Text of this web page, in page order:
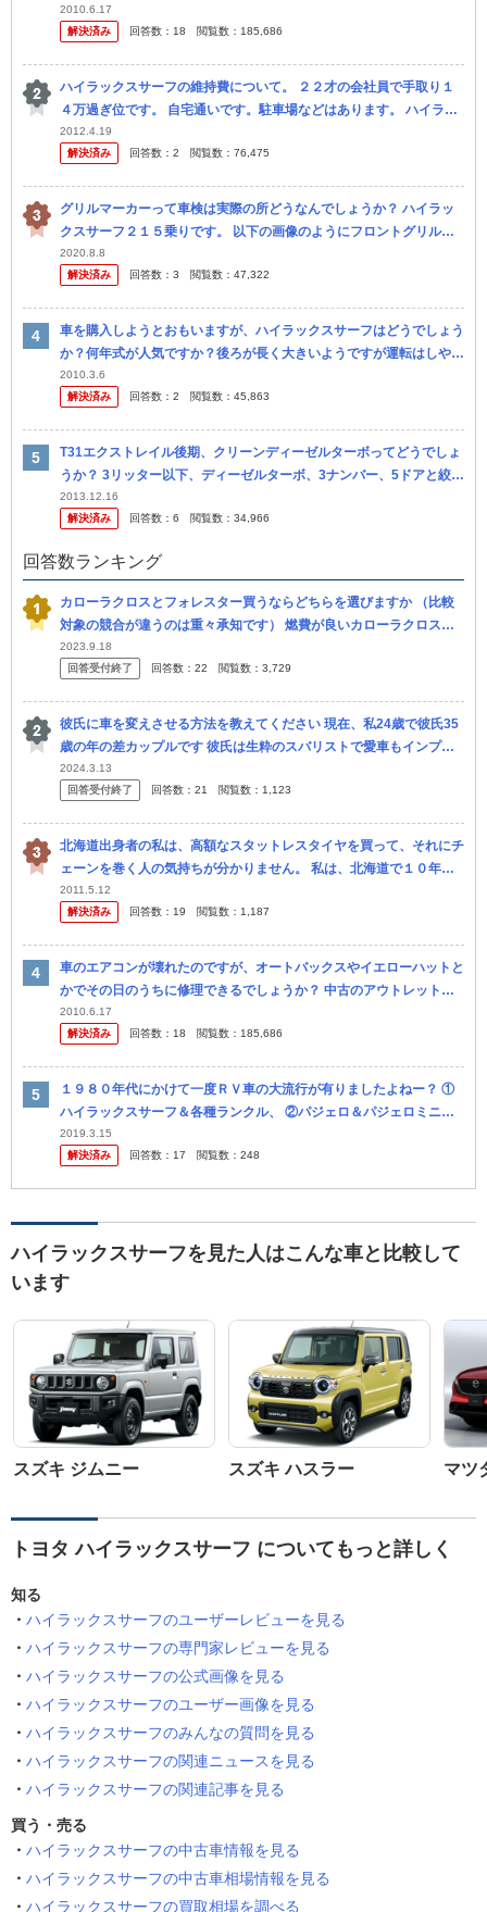
コーナーで購入したので購入店での修理保障が効きません。試乗して
何も問題...
2010.6.17
解決済み
回答数： 18 閲覧数： 185,686
ハイラックスサーフの維持費について。 ２２才の会社員で手取り１
４万過ぎ位です。 自宅通いです。駐車場などはあります。 ハイラッ
クスサーフ１６年式以降。２７００ccガソリンに乗りたいです。 維
持...
2012.4.19
解決済み
回答数： 2 閲覧数： 76,475
グリルマーカーって車検は実際の所どうなんでしょうか？ ハイラッ
クスサーフ２１５乗りです。 以下の画像のようにフロントグリルに
グリルマーカーを取り付けたいと思うのですが ネットで調べても車
検NGと...
2020.8.8
解決済み
回答数： 3 閲覧数： 47,322
車を購入しようとおもいますが、ハイラックスサーフはどうでしょう
か？何年式が人気ですか？後ろが長く大きいようですが運転はしやす
いでしょうか？
2010.3.6
解決済み
回答数： 2 閲覧数： 45,863
T31エクストレイル後期、クリーンディーゼルターボってどうでしょ
うか？ 3リッター以下、ディーゼルターボ、3ナンバー、5ドアと絞っ
たらエクストレイルでした。 210？215？ハイラックスサ ...
2013.12.16
解決済み
回答数： 6 閲覧数： 34,966
回答数ランキング
カローラクロスとフォレスター買うならどちらを選びますか （比較
対象の競合が違うのは重々承知です） 燃費が良いカローラクロスハ
イブリッドにするか、地上高が高くて空間があるフォレスターにする
か悩んで...
2023.9.18
回答受付終了
回答数： 22 閲覧数： 3,729
彼氏に車を変えさせる方法を教えてください 現在、私24歳で彼氏35
歳の年の差カップルです 彼氏は生粋のスバリストで愛車もインプで
す でも私はスバルが好きではなく… 特にインプの様な車の形も好
み...
2024.3.13
回答受付終了
回答数： 21 閲覧数： 1,123
北海道出身者の私は、高額なスタットレスタイヤを買って、それにチ
ェーンを巻く人の気持ちが分かりません。 私は、北海道で１０年以
上の運転歴があり、山形、長野の雪国にそれぞれ、数年、住みました
が、雪が...
2011.5.12
解決済み
回答数： 19 閲覧数： 1,187
車のエアコンが壊れたのですが、オートバックスやイエローハットと
かでその日のうちに修理できるでしょうか？ 中古のアウトレット車
コーナーで購入したので購入店での修理保障が効きません。試乗して
何も問題...
2010.6.17
解決済み
回答数： 18 閲覧数： 185,686
１９８０年代にかけて一度ＲＶ車の大流行が有りましたよねー？ ①
ハイラックスサーフ＆各種ランクル、 ②パジェロ＆パジェロミニ＆
ミディー、ジムニー、ｋｅｉ（ハスラーの旧） ③スズキエスクード
＆テリオ...
2019.3.15
解決済み
回答数： 17 閲覧数： 248
ハイラックスサーフを見た人はこんな車と比較して
います
スズキ ジムニー スズキ ハスラー マツ
トヨタ ハイラックスサーフ についてもっと詳しく
知る
ハイラックスサーフのユーザーレビューを見る
ハイラックスサーフの専門家レビューを見る
ハイラックスサーフの公式画像を見る
ハイラックスサーフのユーザー画像を見る
ハイラックスサーフのみんなの質問を見る
ハイラックスサーフの関連ニュースを見る
ハイラックスサーフの関連記事を見る
買う・売る
ハイラックスサーフの中古車情報を見る
ハイラックスサーフの中古車相場情報を見る
ハイラックスサーフの買取相場を調べる